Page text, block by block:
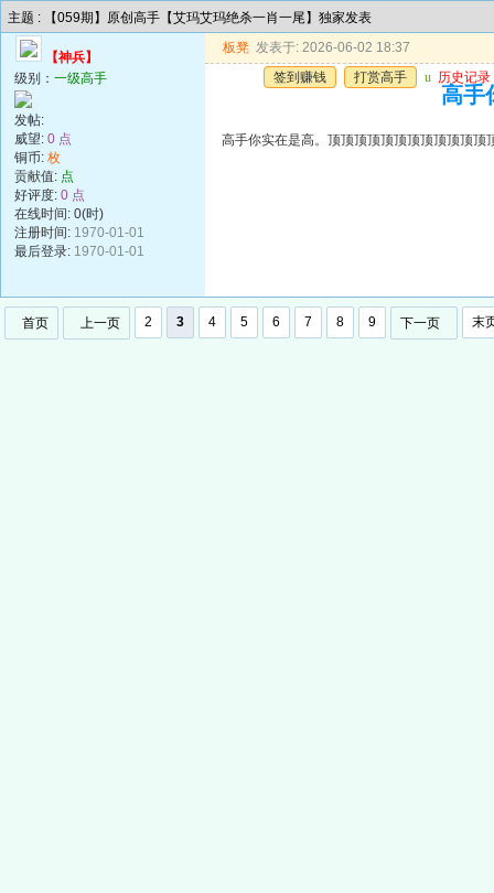
主题 : 【059期】原创高手【艾玛艾玛绝杀一肖一尾】独家发表
【神兵】
级别： 一级高手
发帖:
威望: 0 点
铜币: 枚
贡献值: 点
好评度: 0 点
在线时间: 0(时)
注册时间: 1970-01-01
最后登录: 1970-01-01
板凳 发表于: 2026-06-02 18:37
签到赚钱
打赏高手 u 历史记录
高手
高手你实在是高。顶顶顶顶顶顶顶顶顶顶顶顶
首页 上一页 2 3 4 5 6 7 8 9 下一页 末